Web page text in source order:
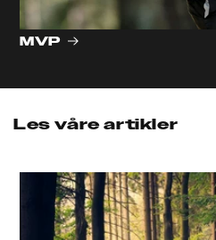
MVP
Les våre artikler